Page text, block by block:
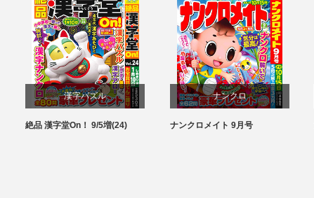
漢字パズル
パズル
絶品 漢字堂On！ 9/5増(24)
ナンクロ
パズル
ナンクロメイト 9月号